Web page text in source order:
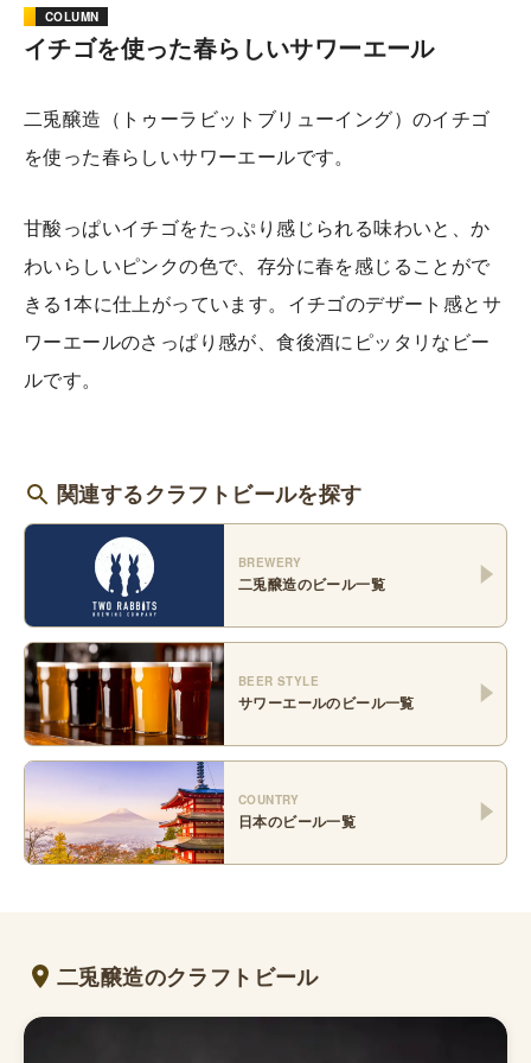
COLUMN
イチゴを使った春らしいサワーエール
二兎醸造（トゥーラビットブリューイング）のイチゴ
を使った春らしいサワーエールです。
甘酸っぱいイチゴをたっぷり感じられる味わいと、か
わいらしいピンクの色で、存分に春を感じることがで
きる1本に仕上がっています。イチゴのデザート感とサ
ワーエールのさっぱり感が、食後酒にピッタリなビー
ルです。
関連するクラフトビールを探す
BREWERY
二兎醸造のビール一覧
BEER STYLE
サワーエールのビール一覧
COUNTRY
日本のビール一覧
二兎醸造のクラフトビール